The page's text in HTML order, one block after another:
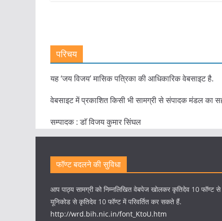
परिचय
यह ‘जय विजय’ मासिक पत्रिका की आधिकारिक वेबसाइट है.
वेबसाइट में प्रकाशित किसी भी सामग्री से संपादक मंडल का
सम्पादक : डाॅ विजय कुमार सिंघल
फॉण्ट बदलने की सुविधा
आप पाठ्य सामग्री को निम्नलिखित वेबपेज खोलकर कृतिदेव 10 फॉण्ट
यूनिकोड से कृतिदेव 10 फॉण्ट में परिवर्तित कर सकते हैं.
http://wrd.bih.nic.in/font_KtoU.htm